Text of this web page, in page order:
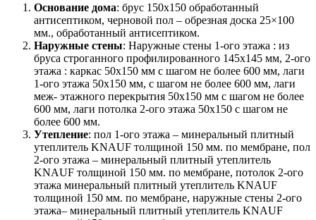
Основание дома: брус 150x150 обработанный
антисептиком, черновой пол – обрезная доска 25×100
мм., обработанный антисептиком.
Наружные стены: Наружные стены 1-ого этажа : из
бруса строганного профилированного 145х145 мм, 2-ого
этажа : каркас 50х150 мм с шагом не более 600 мм, лаги
1-ого этажа 50х150 мм, с шагом не более 600 мм, лаги
меж- этажного перекрытия 50х150 мм с шагом не более
600 мм, лаги потолка 2-ого этажа 50х150 с шагом не
более 600 мм.
Утепление: пол 1-ого этажа – минеральный плитный
утеплитель KNAUF толщиной 150 мм. по мембране, пол
2-ого этажа – минеральный плитный утеплитель
KNAUF толщиной 150 мм. по мембране, потолок 2-ого
этажа минеральный плитный утеплитель KNAUF
толщиной 150 мм. по мембране, наружные стены 2-ого
этажа– минеральный плитный утеплитель KNAUF